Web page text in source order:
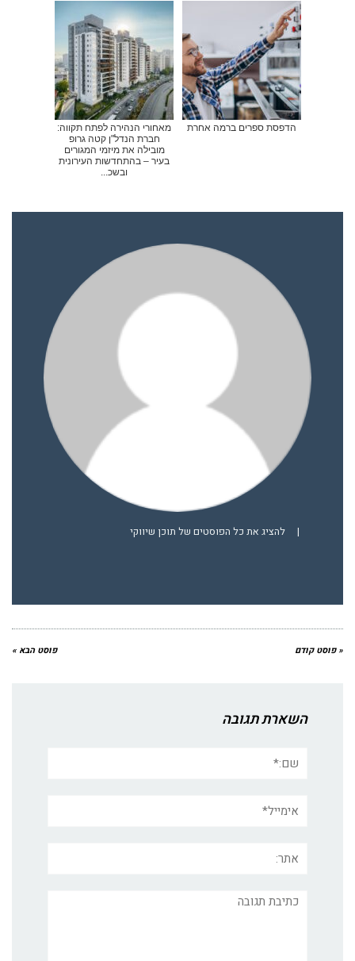
הדפסת ספרים ברמה אחרת
מאחורי הנהירה לפתח תקווה:
חברת הנדל"ן קטה גרופ
מובילה את מיזמי המגורים
בעיר – בהתחדשות העירונית
ובשכ...
| להציג את כל הפוסטים של תוכן שיווקי
« פוסט קודם פוסט הבא »
השארת תגובה
תגובה